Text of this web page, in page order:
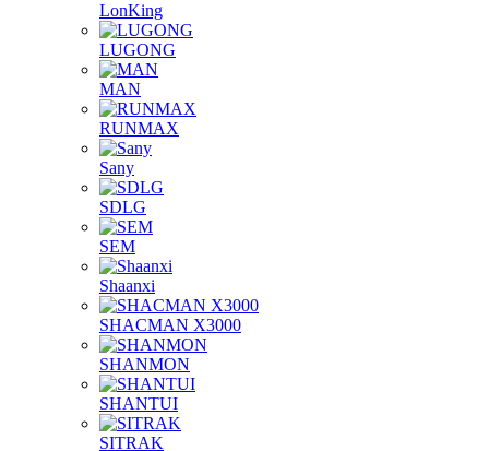
LonKing
LUGONG
MAN
RUNMAX
Sany
SDLG
SEM
Shaanxi
SHACMAN X3000
SHANMON
SHANTUI
SITRAK